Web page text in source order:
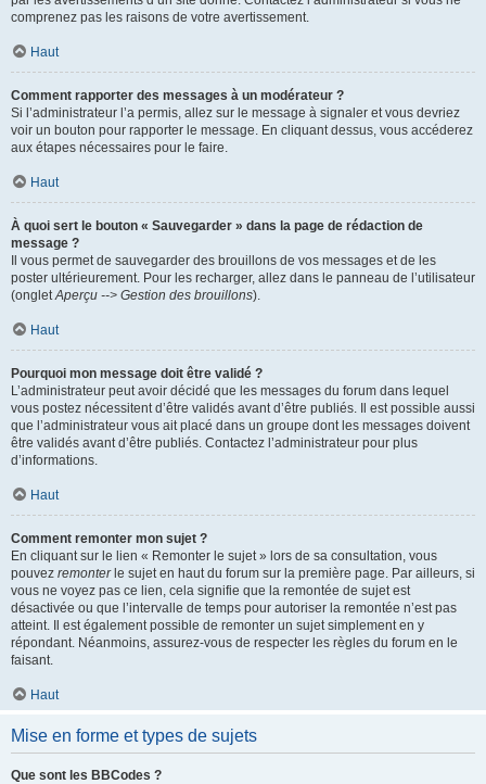
comprenez pas les raisons de votre avertissement.
Haut
Comment rapporter des messages à un modérateur ?
Si l’administrateur l’a permis, allez sur le message à signaler et vous devriez
voir un bouton pour rapporter le message. En cliquant dessus, vous accéderez
aux étapes nécessaires pour le faire.
Haut
À quoi sert le bouton « Sauvegarder » dans la page de rédaction de
message ?
Il vous permet de sauvegarder des brouillons de vos messages et de les
poster ultérieurement. Pour les recharger, allez dans le panneau de l’utilisateur
(ongletAperçu --> Gestion des brouillons).
Haut
Pourquoi mon message doit être validé ?
L’administrateur peut avoir décidé que les messages du forum dans lequel
vous postez nécessitent d’être validés avant d’être publiés. Il est possible aussi
que l’administrateur vous ait placé dans un groupe dont les messages doivent
être validés avant d’être publiés. Contactez l’administrateur pour plus
d’informations.
Haut
Comment remonter mon sujet ?
En cliquant sur le lien « Remonter le sujet » lors de sa consultation, vous
pouvez remonterle sujet en haut du forum sur la première page. Par ailleurs, si
vous ne voyez pas ce lien, cela signifie que la remontée de sujet est
désactivée ou que l’intervalle de temps pour autoriser la remontée n’est pas
atteint. Il est également possible de remonter un sujet simplement en y
répondant. Néanmoins, assurez-vous de respecter les règles du forum en le
faisant.
Haut
Mise en forme et types de sujets
Que sont les BBCodes ?